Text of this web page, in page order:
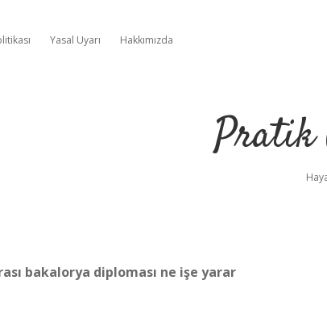
Yasal Uyarı Hakkımızda
Pratik
bakalorya diploması ne işe yarar